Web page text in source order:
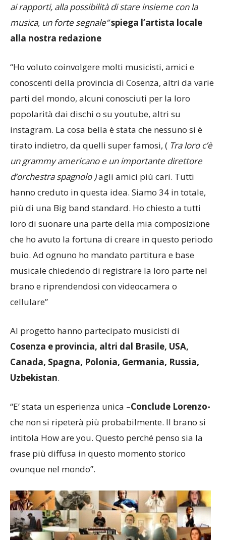
ai rapporti, alla possibilità di stare insieme con la
musica, un forte segnale”spiega l’artista locale
alla nostra redazione
“Ho voluto coinvolgere molti musicisti, amici e
conoscenti della provincia di Cosenza, altri da varie
parti del mondo, alcuni conosciuti per la loro
popolarità dai dischi o su youtube, altri su
instagram. La cosa bella è stata che nessuno si è
tirato indietro, da quelli super famosi, ( Tra loro c’è
un grammy americano e un importante direttore
d’orchestra spagnolo )agli amici più cari. Tutti
hanno creduto in questa idea. Siamo 34 in totale,
più di una Big band standard. Ho chiesto a tutti
loro di suonare una parte della mia composizione
che ho avuto la fortuna di creare in questo periodo
buio. Ad ognuno ho mandato partitura e base
musicale chiedendo di registrare la loro parte nel
brano e riprendendosi con videocamera o
cellulare”
Al progetto hanno partecipato musicisti di
Cosenza e provincia, altri dal Brasile, USA,
Canada, Spagna, Polonia, Germania, Russia,
Uzbekistan.
“E’ stata un esperienza unica –Conclude Lorenzo-
che non si ripeterà più probabilmente. Il brano si
intitola How are you. Questo perché penso sia la
frase più diffusa in questo momento storico
ovunque nel mondo”.